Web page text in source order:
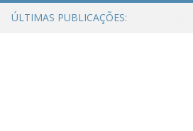
ÚLTIMAS PUBLICAÇÕES: